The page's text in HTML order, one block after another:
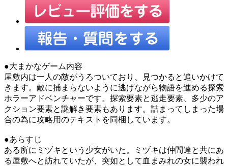
●大まかなゲーム内容
屋敷内は一人の敵がうろついており、見つかると追いかけて
きます。敵に捕まらないように逃げながら物語を進める探索
ホラーアドベンチャーです。探索要素と逃走要素、多少のア
クション要素と謎解き要素もあります。詰まってしまった場
合の為に攻略用のテキストを同梱しています。
●あらすじ
ある所にミヅキという少女がいた。ミヅキは仲間達と共にあ
る屋敷へと訪れていたが、突如として血まみれの女に襲われ